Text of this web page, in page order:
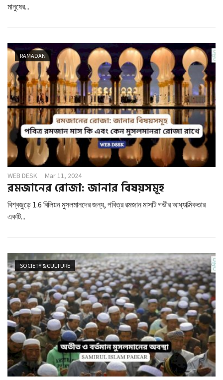
মানুষের...
RAMADAN
WEB DESK Mar 11, 2024
রমজানের রোজা: জানার বিষয়সমূহ
বিশ্বজুড়ে 1.6 বিলিয়ন মুসলমানদের জন্য, পবিত্র রমজান মাসটি গভীর আধ্যাত্মিকতার
একটি...
SOCIETY & CULTURE